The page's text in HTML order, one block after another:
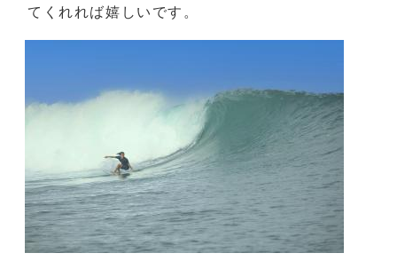
てくれれば嬉しいです。